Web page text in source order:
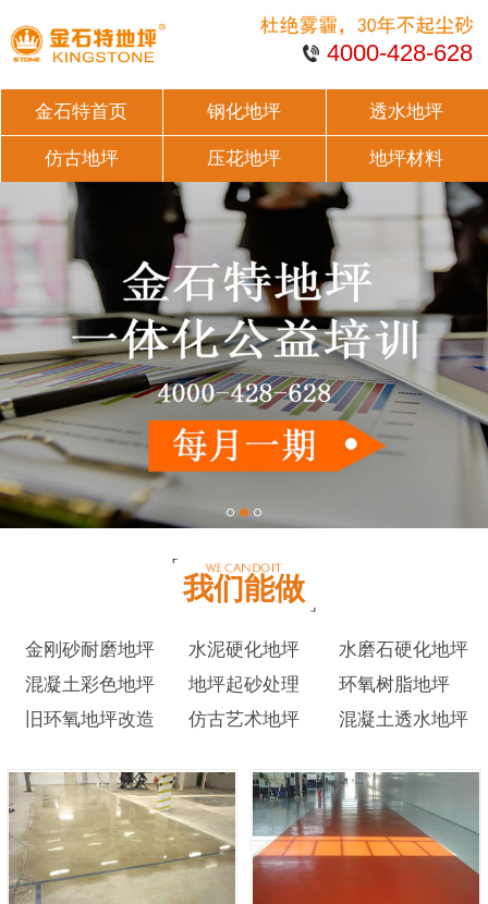
4000-428-628
金石特首页 钢化地坪 透水地坪
仿古地坪 压花地坪 地坪材料
我们能做
金刚砂耐磨地坪 水泥硬化地坪
水磨石硬化地坪
混凝土彩色地坪
地坪起砂处理
环氧树脂地坪
旧环氧地坪改造
仿古艺术地坪 混凝土透水地坪